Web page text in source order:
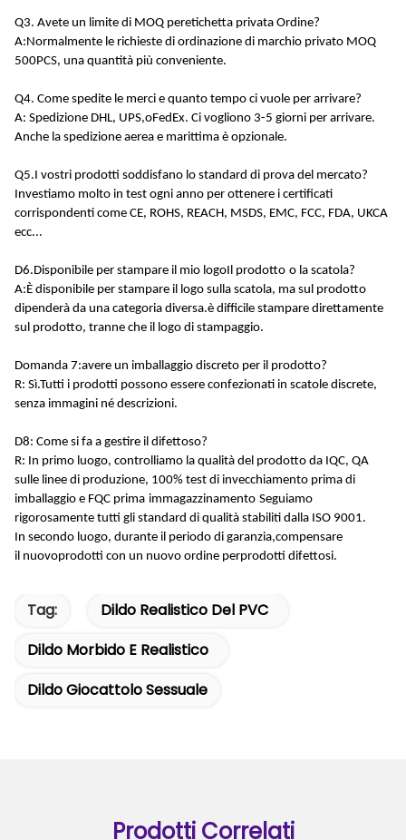
Q3. Avete un limite di MOQ peretichetta privata Ordine?
A:Normalmente le richieste di ordinazione di marchio privato MOQ
500PCS, una quantità più conveniente.
Q4. Come spedite le merci e quanto tempo ci vuole per arrivare?
A: Spedizione DHL, UPS,oFedEx. Ci vogliono 3-5 giorni per arrivare.
Anche la spedizione aerea e marittima è opzionale.
Q5.I vostri prodotti soddisfano lo standard di prova del mercato?
Investiamo molto in test ogni anno per ottenere i certificati
corrispondenti come CE, ROHS, REACH, MSDS, EMC, FCC, FDA, UKCA
ecc...
D6.Disponibile per stampare il mio logoIl prodotto o la scatola?
A:È disponibile per stampare il logo sulla scatola, ma sul prodotto
dipenderà da una categoria diversa.è difficile stampare direttamente
sul prodotto, tranne che il logo di stampaggio.
Domanda 7:avere un imballaggio discreto per il prodotto?
R: Sì.Tutti i prodotti possono essere confezionati in scatole discrete,
senza immagini né descrizioni.
D8: Come si fa a gestire il difettoso?
R: In primo luogo, controlliamo la qualità del prodotto da IQC, QA
sulle linee di produzione, 100% test di invecchiamento prima di
imballaggio e FQC prima immagazzinamento Seguiamo
rigorosamente tutti gli standard di qualità stabiliti dalla ISO 9001.
In secondo luogo, durante il periodo di garanzia,compensare
il nuovoprodotti con un nuovo ordine perprodotti difettosi.
Tag:
Dildo Realistico Del PVC
Dildo Morbido E Realistico
Dildo Giocattolo Sessuale
Prodotti Correlati